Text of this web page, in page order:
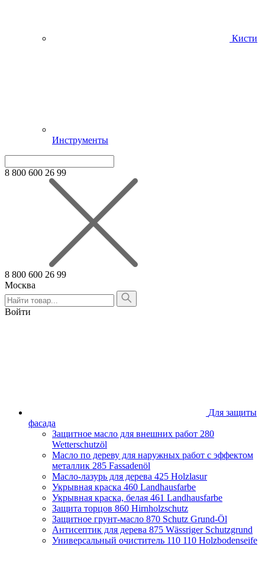
Кисти
Инструменты
8 800 600 26 99
8 800 600 26 99
Москва
Алтайский край
Армения
Белгородская область
Калининградская область
Калужская область
Кировская область
Краснодарский край
Красноярский край
Липецкая область
Москва и Московская область
Нижегородская область
Новосибирская область
Оренбургская область
Пензенская облась
Пермский край
Приморский край
Войти
Для защиты
фасада
Защитное масло для внешних работ 280
Wetterschutzöl
Масло по дереву для наружных работ с эффектом
металлик 285 Fassadenöl
Масло-лазурь для дерева 425 Holzlasur
Укрывная краска 460 Landhausfarbe
Укрывная краска, белая 461 Landhausfarbe
Защита торцов 860 Hirnholzschutz
Защитное грунт-масло 870 Schutz Grund-Öl
Антисептик для дерева 875 Wässriger Schutzgrund
Универсальный очиститель 110 110 Holzbodenseife